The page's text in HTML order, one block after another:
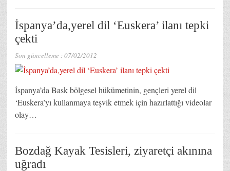
İspanya’da,yerel dil ‘Euskera’ ilanı tepki
çekti
Son güncelleme :07/02/2012
İspanya’da Bask bölgesel hükümetinin, gençleri yerel dil
‘Euskera’yı kullanmaya teşvik etmek için hazırlattığı videolar
olay…
Bozdağ Kayak Tesisleri, ziyaretçi akınına
uğradı